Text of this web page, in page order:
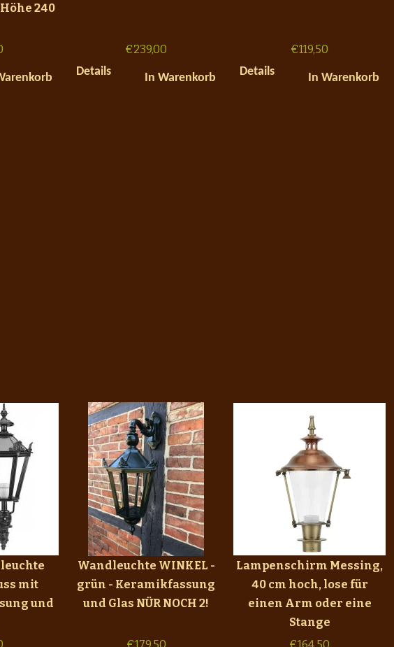
240
€239,00
Details
In Warenkorb
€119,50
Details
In Warenkorb
mit
und
Wandleuchte WINKEL -
grün - Keramikfassung
und Glas NÜR NOCH 2!
Lampenschirm Messing,
40 cm hoch, lose für
einen Arm oder eine
Stange